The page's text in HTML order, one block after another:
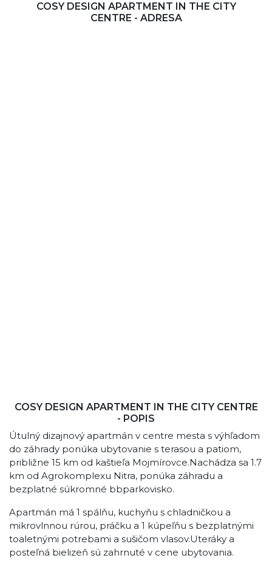
FOTOGRAFIE
COSY DESIGN APARTMENT IN THE CITY
CENTRE - ADRESA
COSY DESIGN APARTMENT IN THE CITY CENTRE
- POPIS
Útulný dizajnový apartmán v centre mesta s výhľadom
do záhrady ponúka ubytovanie s terasou a patiom,
približne 15 km od kaštieľa Mojmírovce.Nachádza sa 1.7
km od Agrokomplexu Nitra, ponúka záhradu a
bezplatné súkromné bbparkovisko.
Apartmán má 1 spálňu, kuchyňu s chladničkou a
mikrovlnnou rúrou, práčku a 1 kúpeľňu s bezplatnými
toaletnými potrebami a sušičom vlasov.Uteráky a
posteľná bielizeň sú zahrnuté v cene ubytovania.